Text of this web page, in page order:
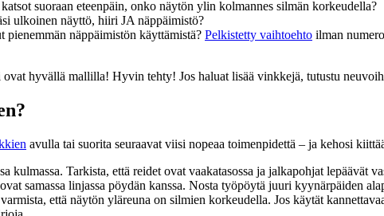
suoraan eteenpäin, onko näytön ylin kolmannes silmän korkeudella?
ulkoinen näyttö, hiiri JA näppäimistö?
pienemmän näppäimistön käyttämistä? Pelkistetty vaihtoehto ilman
hyvällä mallilla! Hyvin tehty! Jos haluat lisää vinkkejä, tutustu
avulla tai suorita seuraavat viisi nopeaa toimenpidettä – ja kehosi
kulmassa. Tarkista, että reidet ovat vaakatasossa ja jalkapohjat lepäävät
samassa linjassa pöydän kanssa. Nosta työpöytä juuri kyynärpäiden
että näytön yläreuna on silmien korkeudella. Jos käytät